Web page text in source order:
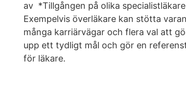
av *Tillgången på olika
Exempelvis överläkare kan stötta
många karriärvägar och flera val att
upp ett tydligt mål och gör en
för läkare.